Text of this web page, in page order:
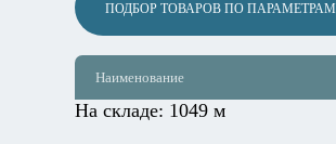
ПОДБОР ТОВАРОВ ПО ПАРАМЕТРАМ
Наименование
На складе: 1049 м